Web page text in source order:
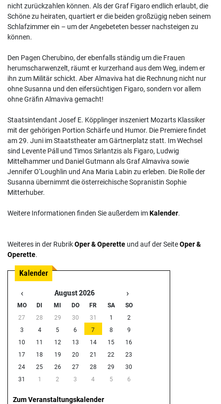
nicht zurückzahlen können. Als der Graf Figaro endlich erlaubt, die
Schöne zu heiraten, quartiert er die beiden großzügig neben seinem
Schlafzimmer ein – um der Angebeteten besser nachsteigen zu
können.
Den Pagen Cherubino, der ebenfalls ständig um die Frauen
herumscharwenzelt, räumt er kurzerhand aus dem Weg, indem er
ihn zum Militär schickt. Aber Almaviva hat die Rechnung nicht nur
ohne Susanna und den eifersüchtigen Figaro, sondern vor allem
ohne Gräfin Almaviva gemacht!
Staatsintendant Josef E. Köpplinger inszeniert Mozarts Klassiker
mit der gehörigen Portion Schärfe und Humor. Die Premiere findet
am 29. Juni im Staatstheater am Gärtnerplatz statt. Im Wechsel
sind Levente Páll und Timos Sirlantzis als Figaro, Ludwig
Mittelhammer und Daniel Gutmann als Graf Almaviva sowie
Jennifer O‘Loughlin und Ana Maria Labin zu erleben. Die Rolle der
Susanna übernimmt die österreichische Sopranistin Sophie
Mitterhuber.
Weitere Informationen finden Sie außerdem imKalender.
Weiteres in der RubrikOper & Operette und auf der SeiteOper &
Operette.
‹ August 2026 ›
MO DI MI DO FR SA
SO
27
28 29 30 31 1
2
3
4 5 6 7 8
9
10
11 12 13 14 15
16
17
18 19 20 21 22
23
24
25 26 27 28 29
30
31
1 2 3 4 5 6
Zum Veranstaltungskalender